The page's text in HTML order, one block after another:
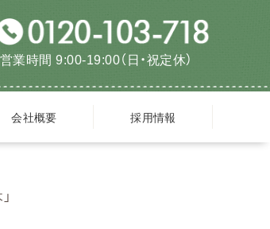
営業時間 9:00-19:00（日・祝定休）
会社概要 採用情報